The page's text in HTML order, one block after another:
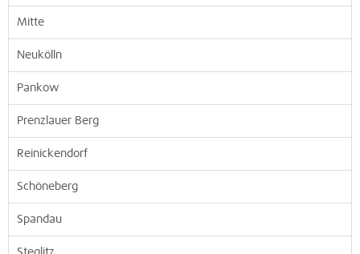
Mitte
Neukölln
Pankow
Prenzlauer Berg
Reinickendorf
Schöneberg
Spandau